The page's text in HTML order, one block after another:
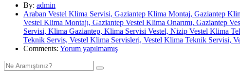
By: admin
Araban Vestel Klima Servisi, Gaziantep Klima Montaj, Gaziantep
Vestel Klima Montajı, Gaziantep Vestel Klima Onarımı, Gaziantep
Servisi, Klima Gaziantep, Klima Servisi Vestel, Nizip Vestel Klima
Teknik Servis, Vestel Klima Servisleri, Vestel Klima Teknik Servisi,
Comments: Yorum yapılmamış